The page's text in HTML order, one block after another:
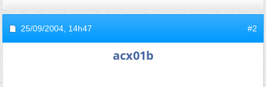
25/09/2004, 14h47 #2
acx01b